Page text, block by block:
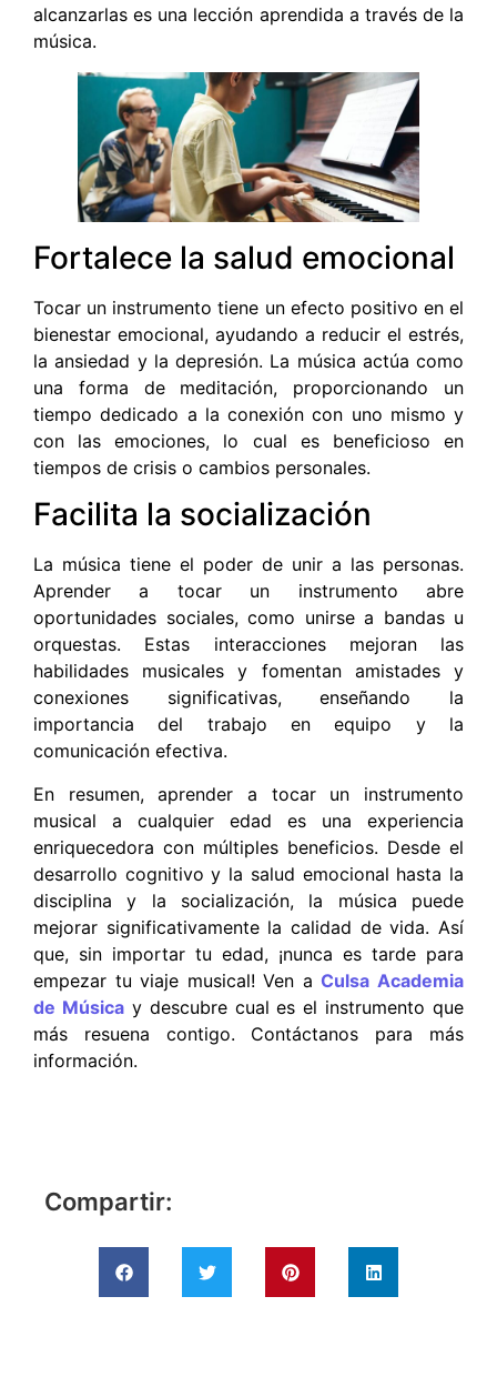
alcanzarlas es una lección aprendida a través de la
música.
Fortalece la salud emocional
Tocar un instrumento tiene un efecto positivo en el
bienestar emocional, ayudando a reducir el estrés,
la ansiedad y la depresión. La música actúa como
una forma de meditación, proporcionando un
tiempo dedicado a la conexión con uno mismo y
con las emociones, lo cual es beneficioso en
tiempos de crisis o cambios personales.
Facilita la socialización
La música tiene el poder de unir a las personas.
Aprender a tocar un instrumento abre
oportunidades sociales, como unirse a bandas u
orquestas. Estas interacciones mejoran las
habilidades musicales y fomentan amistades y
conexiones significativas, enseñando la
importancia del trabajo en equipo y la
comunicación efectiva.
En resumen, aprender a tocar un instrumento
musical a cualquier edad es una experiencia
enriquecedora con múltiples beneficios. Desde el
desarrollo cognitivo y la salud emocional hasta la
disciplina y la socialización, la música puede
mejorar significativamente la calidad de vida. Así
que, sin importar tu edad, ¡nunca es tarde para
empezar tu viaje musical! Ven aCulsa Academia
de Músicay descubre cual es el instrumento que
más resuena contigo. Contáctanos para más
información.
Compartir: